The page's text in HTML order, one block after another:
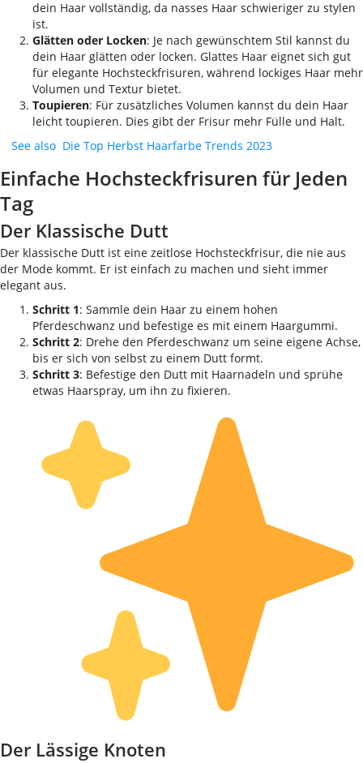
dein Haar vollständig, da nasses Haar schwieriger zu stylen
ist.
Glätten oder Locken: Je nach gewünschtem Stil kannst du
dein Haar glätten oder locken. Glattes Haar eignet sich gut
für elegante Hochsteckfrisuren, während lockiges Haar mehr
Volumen und Textur bietet.
Toupieren: Für zusätzliches Volumen kannst du dein Haar
leicht toupieren. Dies gibt der Frisur mehr Fülle und Halt.
See also Die Top Herbst Haarfarbe Trends 2023
Einfache Hochsteckfrisuren für Jeden
Tag
Der Klassische Dutt
Der klassische Dutt ist eine zeitlose Hochsteckfrisur, die nie aus
der Mode kommt. Er ist einfach zu machen und sieht immer
elegant aus.
Schritt 1: Sammle dein Haar zu einem hohen
Pferdeschwanz und befestige es mit einem Haargummi.
Schritt 2: Drehe den Pferdeschwanz um seine eigene Achse,
bis er sich von selbst zu einem Dutt formt.
Schritt 3: Befestige den Dutt mit Haarnadeln und sprühe
etwas Haarspray, um ihn zu fixieren.
Der Lässige Knoten